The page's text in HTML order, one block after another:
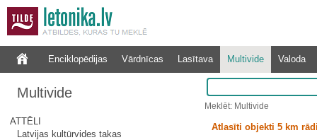
Enciklopēdijas Vārdnīcas Lasītava Multivide Valoda
Multivide
ATTĒLI
Latvijas kultūrvides takas
Meklēt: Multivide
Atlasīti objekti 5 km